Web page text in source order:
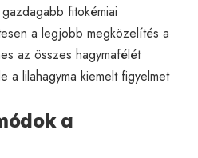
fitokémiai
a legjobb megközelítés a
az összes hagymafélét
a lilahagyma kiemelt figyelmet
a